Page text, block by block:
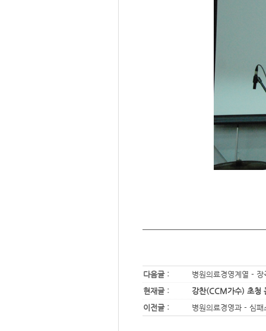
다음글 :
병원의료경영계열 -
현재글 :
강찬(CCM가수) 초청
이전글 :
병원의료경영과 - 심